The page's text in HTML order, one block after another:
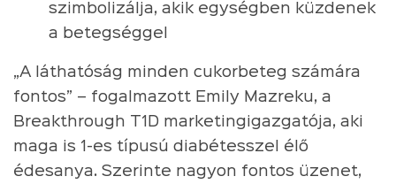
szimbolizálja, akik egységben küzdenek
a betegséggel
„A láthatóság minden cukorbeteg számára
fontos” – fogalmazott Emily Mazreku, a
Breakthrough T1D marketingigazgatója, aki
maga is 1-es típusú diabétesszel élő
édesanya. Szerinte nagyon fontos üzenet,